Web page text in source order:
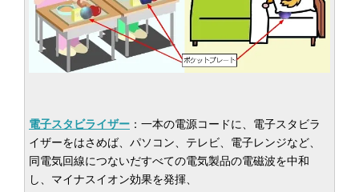
電子スタビライザー ：一本の電源コードに、電子スタビラ
イザーをはさめば、パソコン、テレビ、電子レンジなど、
同電気回線につないだすべての電気製品の電磁波を中和
し、マイナスイオン効果を発揮、